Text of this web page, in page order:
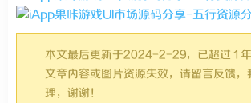
本文最后更新于2024-2-29，已超过 1
文章内容或图片资源失效，请留言反馈，
理，谢谢！